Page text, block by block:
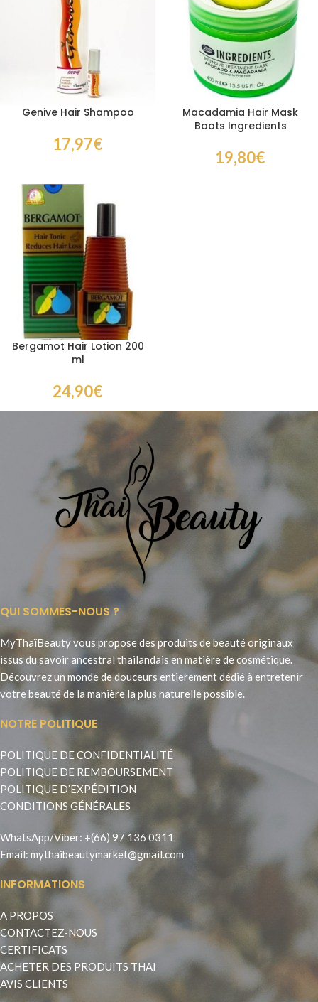
Genive Hair Shampoo
17,97€
Macadamia Hair Mask
Boots Ingredients
19,80€
Bergamot Hair Lotion 200
ml
24,90€
QUI SOMMES-NOUS ?
MyThaïBeauty vous propose des produits de beauté originaux
issus du savoir ancestral thailandais en matière de cosmétique.
Découvrez un monde de douceurs entierement dédié à entretenir
votre beauté de la manière la plus naturelle possible.
NOTRE POLITIQUE
POLITIQUE DE CONFIDENTIALITÉ
POLITIQUE DE REMBOURSEMENT
POLITIQUE D’EXPÉDITION
CONDITIONS GÉNÉRALES
WhatsApp/Viber: +(66) 97 136 0311
Email: mythaibeautymarket@gmail.com
INFORMATIONS
A PROPOS
CONTACTEZ-NOUS
CERTIFICATS
ACHETER DES PRODUITS THAI
AVIS CLIENTS